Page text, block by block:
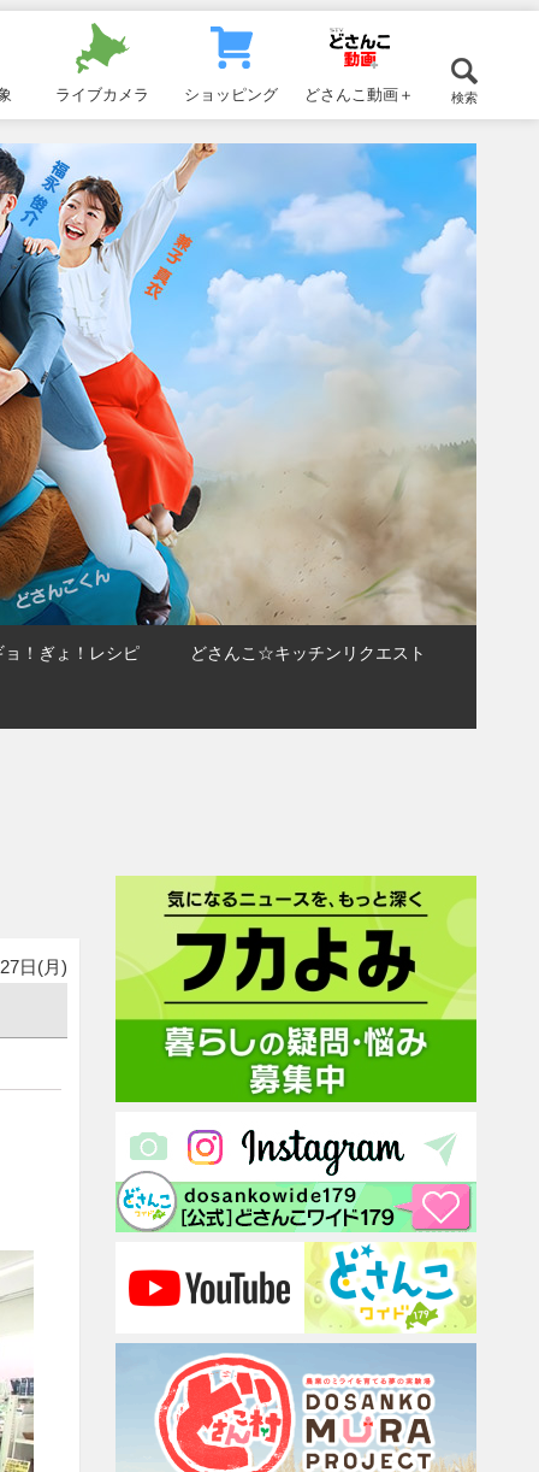
ライブカメラ ショッピング どさんこ動画＋ 検索
ョ！ぎょ！レシピ どさんこ☆キッチンリクエスト
日(月)